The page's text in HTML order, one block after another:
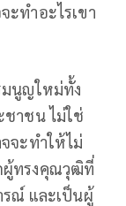
ะทำอะไรเขา
มนูญใหม่ทั้ง
ชาชน ไม่ใช่
จะทำให้ไม่
ผู้ทรงคุณวุฒิที่
รณ์ และเป็นผู้